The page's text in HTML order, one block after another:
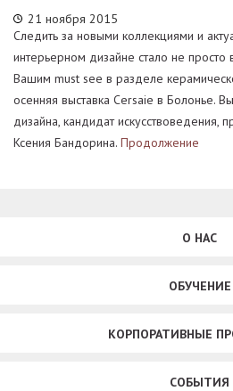
21 ноября 2015
Следить за новыми коллекциями и
интерьерном дизайне стало не
Вашим must see в разделе
осенняя выставка Cersaie в Болонье.
дизайна, кандидат
Ксения Бандорина. Продолжение
О НАС
ОБУЧЕНИЕ
КОРПОРАТИВНЫЕ
СОБЫТИЯ